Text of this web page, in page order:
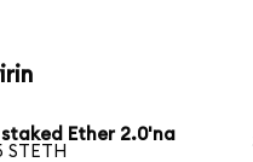
Ether 2.0'na
STETH